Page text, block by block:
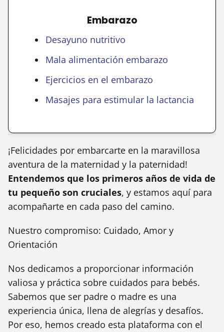
Embarazo
Desayuno nutritivo
Mala alimentación embarazo
Ejercicios en el embarazo
Masajes para estimular la lactancia
¡Felicidades por embarcarte en la maravillosa
aventura de la maternidad y la paternidad!
Entendemos que los primeros años de vida de
tu pequeño son cruciales, y estamos aquí para
acompañarte en cada paso del camino.
Nuestro compromiso: Cuidado, Amor y
Orientación
Nos dedicamos a proporcionar información
valiosa y práctica sobre cuidados para bebés.
Sabemos que ser padre o madre es una
experiencia única, llena de alegrías y desafíos.
Por eso, hemos creado esta plataforma con el